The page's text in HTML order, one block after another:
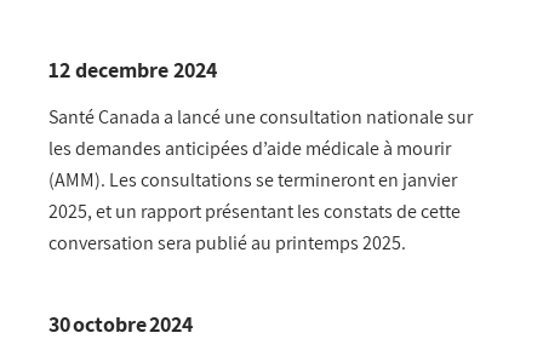
12 decembre 2024
Santé Canada a lancé une consultation nationale sur
les demandes anticipées d’aide médicale à mourir
(AMM). Les consultations se termineront en janvier
2025, et un rapport présentant les constats de cette
conversation sera publié au printemps 2025.
30 octobre 2024